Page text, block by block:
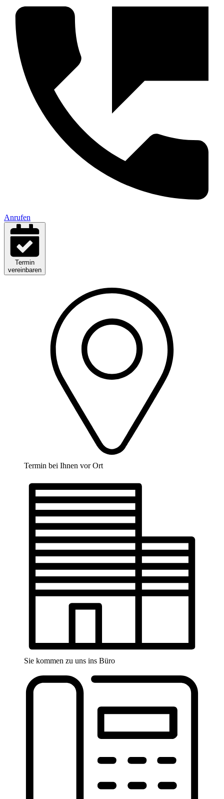
Anrufen
Termin
vereinbaren
Termin bei Ihnen vor Ort
Sie kommen zu uns ins Büro